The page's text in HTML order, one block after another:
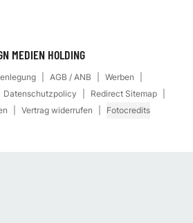
MEDIEN HOLDING
AGB / ANB
Werben
Datenschutzpolicy
Redirect Sitemap
Vertrag widerrufen Fotocredits